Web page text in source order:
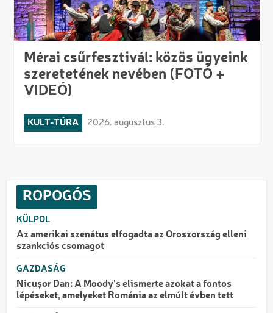
Mérai csűrfesztivál: közös ügyeink
szeretetének nevében (FOTÓ +
VIDEÓ)
KULT-TÚRA 2026. augusztus 3.
ROPOGÓS
KÜLPOL
Az amerikai szenátus elfogadta az Oroszország elleni
szankciós csomagot
GAZDASÁG
Nicușor Dan: A Moody's elismerte azokat a fontos
lépéseket, amelyeket Románia az elmúlt évben tett